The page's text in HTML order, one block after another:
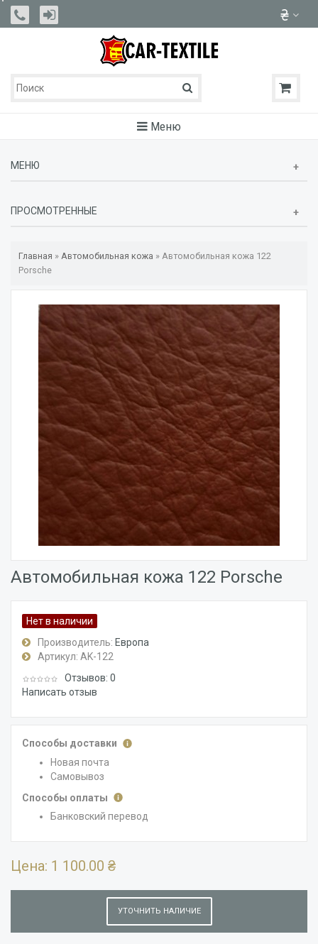
Меню
МЕНЮ
ПРОСМОТРЕННЫЕ
Главная » Автомобильная кожа » Автомобильная кожа 122
Porsche
Автомобильная кожа 122 Porsche
Нет в наличии
Производитель: Европа
Артикул: AK-122
Отзывов: 0
Написать отзыв
Способы доставки
Новая почта
Самовывоз
Способы оплаты
Банковский перевод
Цена: 1 100.00 ₴
УТОЧНИТЬ НАЛИЧИЕ